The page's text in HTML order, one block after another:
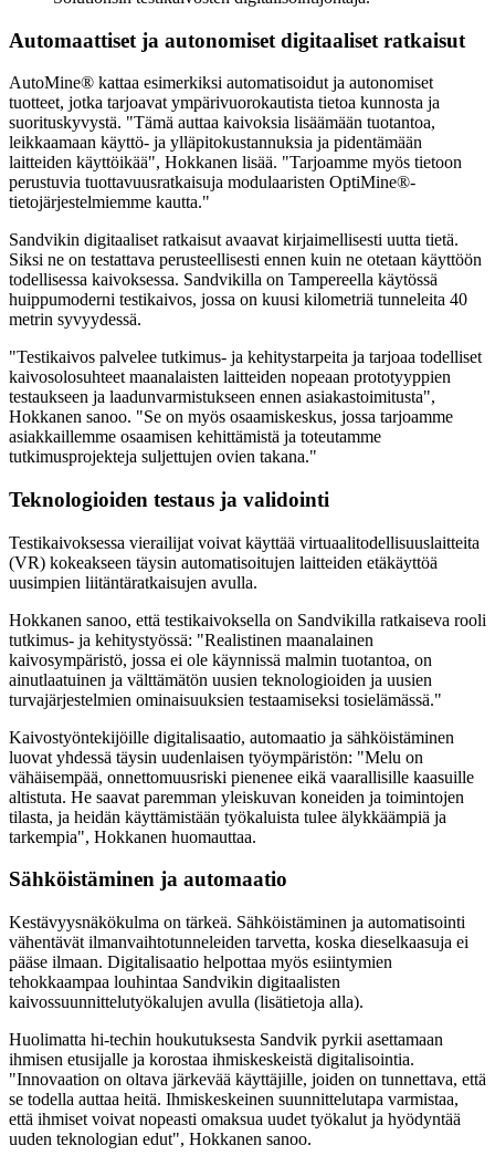
Automaattiset ja autonomiset digitaaliset ratkaisut
AutoMine® kattaa esimerkiksi automatisoidut ja autonomiset
tuotteet, jotka tarjoavat ympärivuorokautista tietoa kunnosta ja
suorituskyvystä. "Tämä auttaa kaivoksia lisäämään tuotantoa,
leikkaamaan käyttö- ja ylläpitokustannuksia ja pidentämään
laitteiden käyttöikää", Hokkanen lisää. "Tarjoamme myös tietoon
perustuvia tuottavuusratkaisuja modulaaristen OptiMine®-
tietojärjestelmiemme kautta."
Sandvikin digitaaliset ratkaisut avaavat kirjaimellisesti uutta tietä.
Siksi ne on testattava perusteellisesti ennen kuin ne otetaan käyttöön
todellisessa kaivoksessa. Sandvikilla on Tampereella käytössä
huippumoderni testikaivos, jossa on kuusi kilometriä tunneleita 40
metrin syvyydessä.
"Testikaivos palvelee tutkimus- ja kehitystarpeita ja tarjoaa todelliset
kaivosolosuhteet maanalaisten laitteiden nopeaan prototyyppien
testaukseen ja laadunvarmistukseen ennen asiakastoimitusta",
Hokkanen sanoo. "Se on myös osaamiskeskus, jossa tarjoamme
asiakkaillemme osaamisen kehittämistä ja toteutamme
tutkimusprojekteja suljettujen ovien takana."
Teknologioiden testaus ja validointi
Testikaivoksessa vierailijat voivat käyttää virtuaalitodellisuuslaitteita
(VR) kokeakseen täysin automatisoitujen laitteiden etäkäyttöä
uusimpien liitäntäratkaisujen avulla.
Hokkanen sanoo, että testikaivoksella on Sandvikilla ratkaiseva rooli
tutkimus- ja kehitystyössä: "Realistinen maanalainen
kaivosympäristö, jossa ei ole käynnissä malmin tuotantoa, on
ainutlaatuinen ja välttämätön uusien teknologioiden ja uusien
turvajärjestelmien ominaisuuksien testaamiseksi tosielämässä."
Kaivostyöntekijöille digitalisaatio, automaatio ja sähköistäminen
luovat yhdessä täysin uudenlaisen työympäristön: "Melu on
vähäisempää, onnettomuusriski pienenee eikä vaarallisille kaasuille
altistuta. He saavat paremman yleiskuvan koneiden ja toimintojen
tilasta, ja heidän käyttämistään työkaluista tulee älykkäämpiä ja
tarkempia", Hokkanen huomauttaa.
Sähköistäminen ja automaatio
Kestävyysnäkökulma on tärkeä. Sähköistäminen ja automatisointi
vähentävät ilmanvaihtotunneleiden tarvetta, koska dieselkaasuja ei
pääse ilmaan. Digitalisaatio helpottaa myös esiintymien
tehokkaampaa louhintaa Sandvikin digitaalisten
kaivossuunnittelutyökalujen avulla (lisätietoja alla).
Huolimatta hi-techin houkutuksesta Sandvik pyrkii asettamaan
ihmisen etusijalle ja korostaa ihmiskeskeistä digitalisointia.
"Innovaation on oltava järkevää käyttäjille, joiden on tunnettava, että
se todella auttaa heitä. Ihmiskeskeinen suunnittelutapa varmistaa,
että ihmiset voivat nopeasti omaksua uudet työkalut ja hyödyntää
uuden teknologian edut", Hokkanen sanoo.